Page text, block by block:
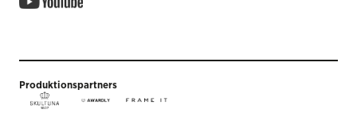
Produktionspartners